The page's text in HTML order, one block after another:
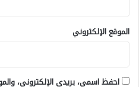
الموقع الإلكتروني
احفظ اسمي، بريدي الإلكتروني،